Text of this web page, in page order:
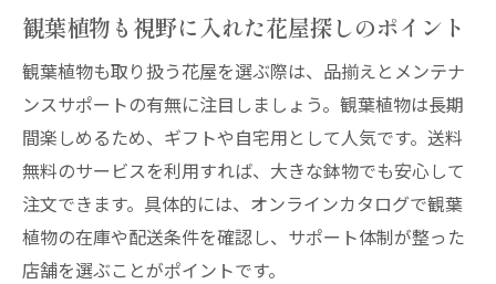
西宮花屋の営業時間と予約活用術を押さえ
花屋利用は平日と週末どちらが狙い目か比
較
おしゃれ花屋での予約方法と送料無料の関
係
花屋の混雑を避けるための予約と来店タイ
ミング
観葉植物も視野に入れた花屋探しのポイント
観葉植物も取り扱う花屋を選ぶ際は、品揃えとメンテナ
ンスサポートの有無に注目しましょう。観葉植物は長期
間楽しめるため、ギフトや自宅用として人気です。送料
無料のサービスを利用すれば、大きな鉢物でも安心して
注文できます。具体的には、オンラインカタログで観葉
植物の在庫や配送条件を確認し、サポート体制が整った
店舗を選ぶことがポイントです。